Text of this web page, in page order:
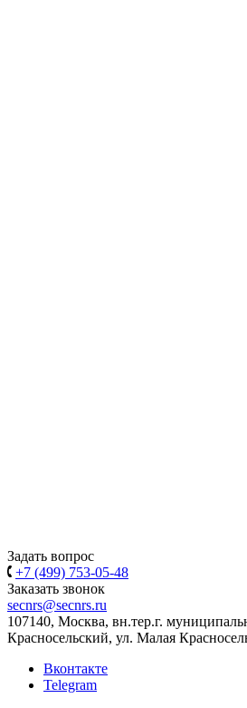
Задать вопрос
+7 (499) 753-05-48
Заказать звонок
secnrs@secnrs.ru
107140, Москва, вн.тер.г.
Красносельский, ул. Малая
Вконтакте
Telegram